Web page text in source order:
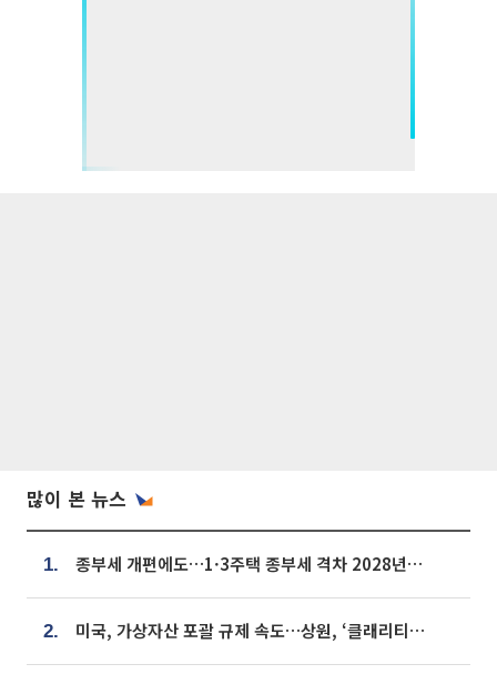
많이 본 뉴스
1. 종부세 개편에도…1·3주택 종부세 격차 2028년부터 확대
2. 미국, 가상자산 포괄 규제 속도…상원, ‘클래리티법’ 9월 절차투표 추진